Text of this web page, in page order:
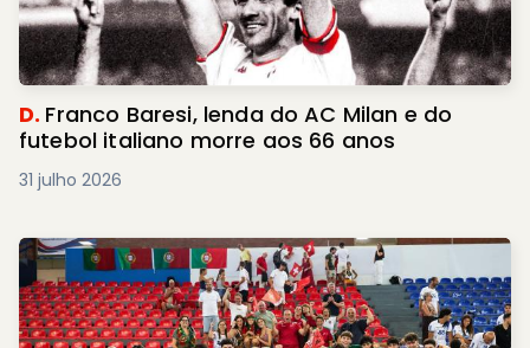
D. Franco Baresi, lenda do AC Milan e do
futebol italiano morre aos 66 anos
31 julho 2026